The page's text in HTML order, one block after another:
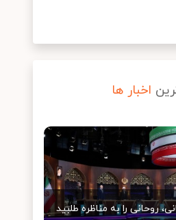
اخبار ها
روحانی را به مناظره طلبید